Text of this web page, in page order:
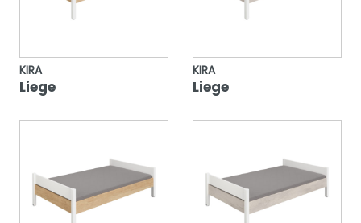
KIRA
Liege
KIRA
Liege